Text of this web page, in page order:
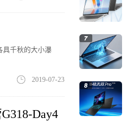
具千秋的大小瀑
2019-07-23
Day4